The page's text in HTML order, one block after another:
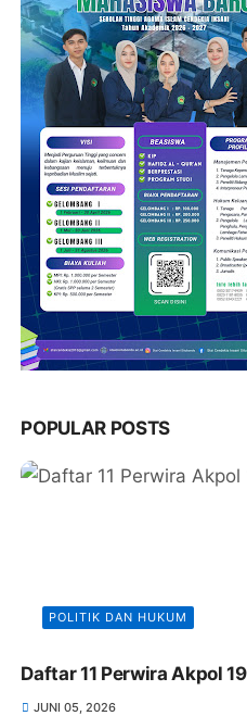
POPULAR POSTS
POLITIK DAN HUKUM
Daftar 11 Perwira Akpol
JUNI 05, 2026